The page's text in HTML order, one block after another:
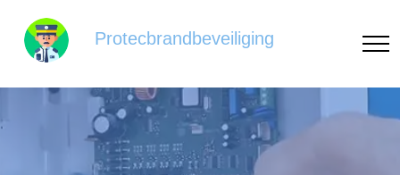
Protecbrandbeveiliging